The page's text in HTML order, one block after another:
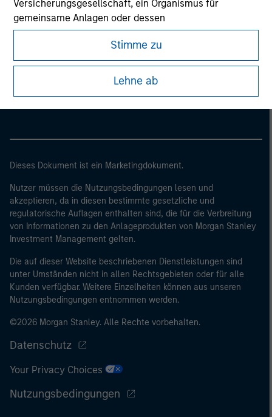
Versicherungsgesellschaft, ein Organismus für
gemeinsame Anlagen oder dessen
Verwaltungsgesellschaft, ein Pensionsfonds oder
dessen Verwaltungsgesellschaft, ein Warenhändler
oder Waren-Derivatehändler oder ein sonstiger
institutioneller Anleger, der in jedem Fall für die Tätigkeit
Nettoumsatzerlöse von 40 Mio. EUR oder (iii)
handelt; oder (c) eine nationale oder regionale
Regierung, einschließlich Stellen der staatlichen
Schuldenverwaltung auf nationaler oder regionaler
Ebene, Zentralbanken, internationaler und
IWF, die EZB, die EIB und andere vergleichbare
internationale Organisationen, die auf eigene Rechnung
handeln.
professionellen Anlegers von der Definition der
Regulierungsbehörde des Landes abweichen kann, von
dem aus auf die Website zugegriffen wird.
Stimme zu
Lehne ab
Morgan Stanley
Morgan Stanley Careers
Dieses Dokument ist ein Marketingdokument.
Nutzer müssen die Nutzungsbedingungen lesen und
akzeptieren, da in diesen bestimmte gesetzliche und
regulatorische Auflagen enthalten sind, die für die Verbreitung
von Informationen zu den Anlageprodukten von Morgan Stanley
Investment Management gelten.
Die auf dieser Website beschriebenen Dienstleistungen sind
unter Umständen nicht in allen Rechtsgebieten oder für alle
Kunden verfügbar. Weitere Einzelheiten können aus unseren
Nutzungsbedingungen entnommen werden.
©2026 Morgan Stanley. Alle Rechte vorbehalten.
Datenschutz
Your Privacy Choices
Nutzungsbedingungen